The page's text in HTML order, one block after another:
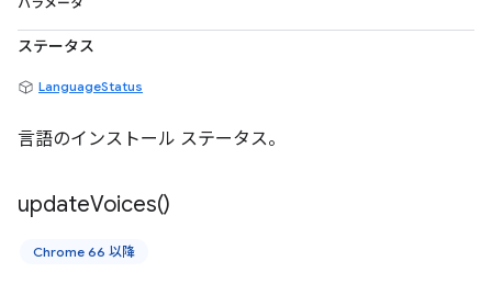
パラメータ
ステータス
LanguageStatus
言語のインストール ステータス。
updateVoices()
Chrome 66 以降